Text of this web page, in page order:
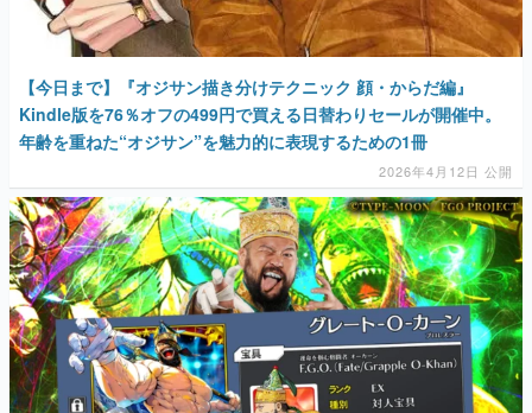
【今日まで】『オジサン描き分けテクニック 顔・からだ編』
Kindle版を76％オフの499円で買える日替わりセールが開催中。
年齢を重ねた“オジサン”を魅力的に表現するための1冊
2026年4月12日 公開